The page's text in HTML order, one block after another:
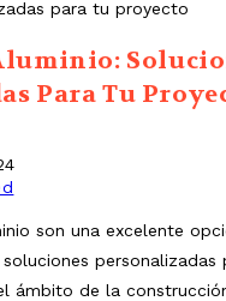
Para Tu
son una excelente
personalizadas
ámbito de la